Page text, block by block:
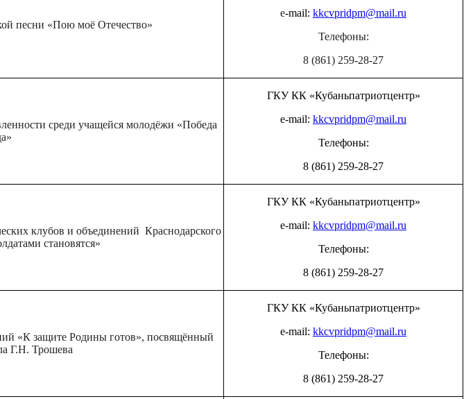
песни «Пою моё Отечество»
e-mail: kkcvpridpm@mail.ru
Телефоны:
8 (861) 259-28-27
среди учащейся молодёжи «Победа
ГКУ КК «Кубаньпатриотцентр»
e-mail: kkcvpridpm@mail.ru
Телефоны:
8 (861) 259-28-27
клубов и объединений Краснодарского
становятся»
ГКУ КК «Кубаньпатриотцентр»
e-mail: kkcvpridpm@mail.ru
Телефоны:
8 (861) 259-28-27
«К защите Родины готов», посвящённый
Г.Н. Трошева
ГКУ КК «Кубаньпатриотцентр»
e-mail: kkcvpridpm@mail.ru
Телефоны:
8 (861) 259-28-27